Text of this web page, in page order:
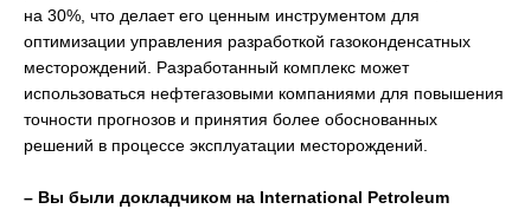
на 30%, что делает его ценным инструментом для
оптимизации управления разработкой газоконденсатных
месторождений. Разработанный комплекс может
использоваться нефтегазовыми компаниями для повышения
точности прогнозов и принятия более обоснованных
решений в процессе эксплуатации месторождений.
– Вы были докладчиком на International Petroleum